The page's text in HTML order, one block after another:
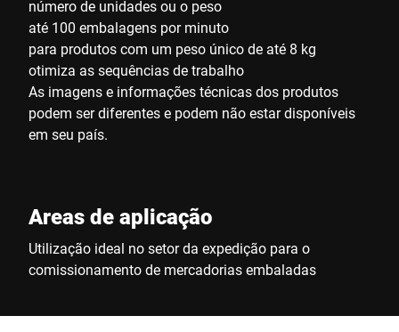
número de unidades ou o peso
até 100 embalagens por minuto
para produtos com um peso único de até 8 kg
otimiza as sequências de trabalho
As imagens e informações técnicas dos produtos
podem ser diferentes e podem não estar disponíveis
em seu país.
Areas de aplicação
Utilização ideal no setor da expedição para o
comissionamento de mercadorias embaladas